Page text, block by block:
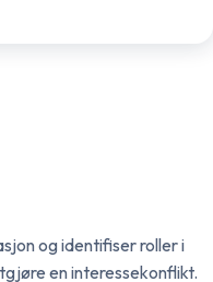
og identifiser roller i
en interessekonflikt.